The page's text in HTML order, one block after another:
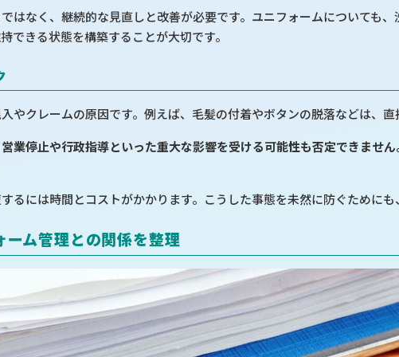
はなく、継続的な見直しと改善が必要です。ユニフォームについても
できる状態を構築することが大切です。
やクレームの原因です。例えば、毛髪の付着やボタンの脱落などは、
業停止や行政指導といった重大な影響を受ける可能性も否定できません
るには時間とコストがかかります。こうした事態を未然に防ぐために
ム管理との関係を整理